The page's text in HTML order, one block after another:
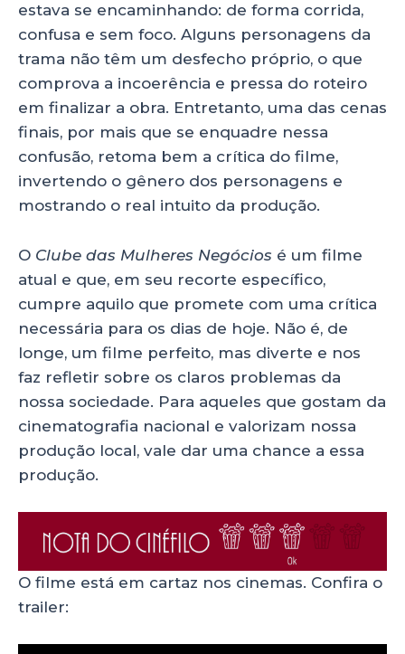
estava se encaminhando: de forma corrida,
confusa e sem foco. Alguns personagens da
trama não têm um desfecho próprio, o que
comprova a incoerência e pressa do roteiro
em finalizar a obra. Entretanto, uma das cenas
finais, por mais que se enquadre nessa
confusão, retoma bem a crítica do filme,
invertendo o gênero dos personagens e
mostrando o real intuito da produção.
O Clube das Mulheres Negócios é um filme
atual e que, em seu recorte específico,
cumpre aquilo que promete com uma crítica
necessária para os dias de hoje. Não é, de
longe, um filme perfeito, mas diverte e nos
faz refletir sobre os claros problemas da
nossa sociedade. Para aqueles que gostam da
cinematografia nacional e valorizam nossa
produção local, vale dar uma chance a essa
produção.
O filme está em cartaz nos cinemas. Confira o
trailer: